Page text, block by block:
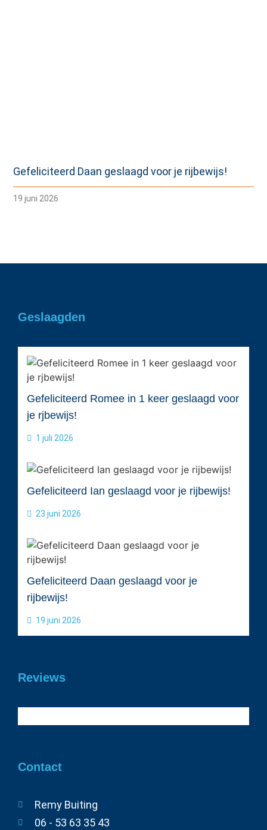
Gefeliciteerd Daan geslaagd voor je rijbewijs!
19 juni 2026
Geslaagden
Gefeliciteerd Romee in 1 keer geslaagd voor
je rjbewijs!
1 juli 2026
Gefeliciteerd Ian geslaagd voor je rijbewijs!
23 juni 2026
Gefeliciteerd Daan geslaagd voor je
rijbewijs!
19 juni 2026
Reviews
Contact
Remy Buiting
06 - 53 63 35 43